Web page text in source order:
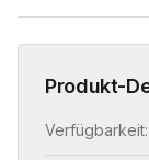
Produkt-
Verfügbarkeit: